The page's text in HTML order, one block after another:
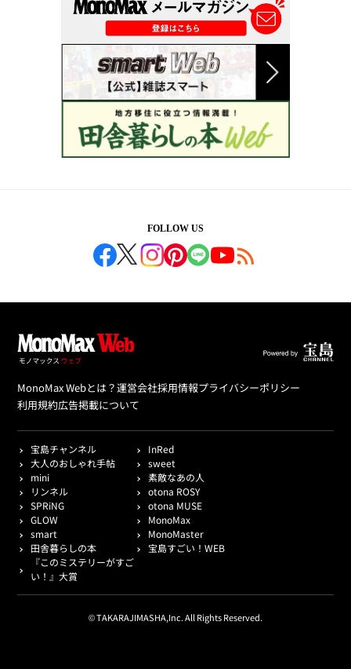
FOLLOW US
MonoMax Webとは？運営会社採用情報プライバシーポリシー
利用規約広告掲載について
宝島チャンネル
InRed
大人のおしゃれ手帖
sweet
mini
素敵なあの人
リンネル
otona ROSY
SPRiNG
otona MUSE
GLOW
MonoMax
smart
MonoMaster
田舎暮らしの本
宝島すごい！WEB
『このミステリーがすご
い！』大賞
© TAKARAJIMASHA,Inc. All Rights Reserved.